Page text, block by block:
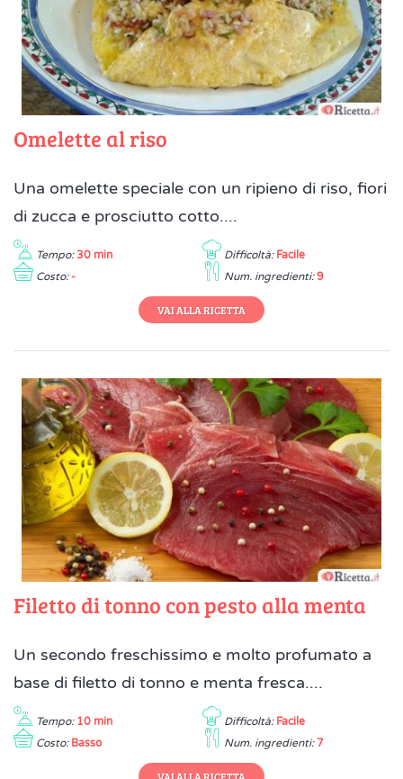
Omelette al riso
Una omelette speciale con un ripieno di riso, fiori
di zucca e prosciutto cotto....
Tempo: 30 min Difficoltà: Facile
Costo: - Num. ingredienti: 9
VAI ALLA RICETTA
Filetto di tonno con pesto alla menta
Un secondo freschissimo e molto profumato a
base di filetto di tonno e menta fresca....
Tempo: 10 min Difficoltà: Facile
Costo: Basso Num. ingredienti: 7